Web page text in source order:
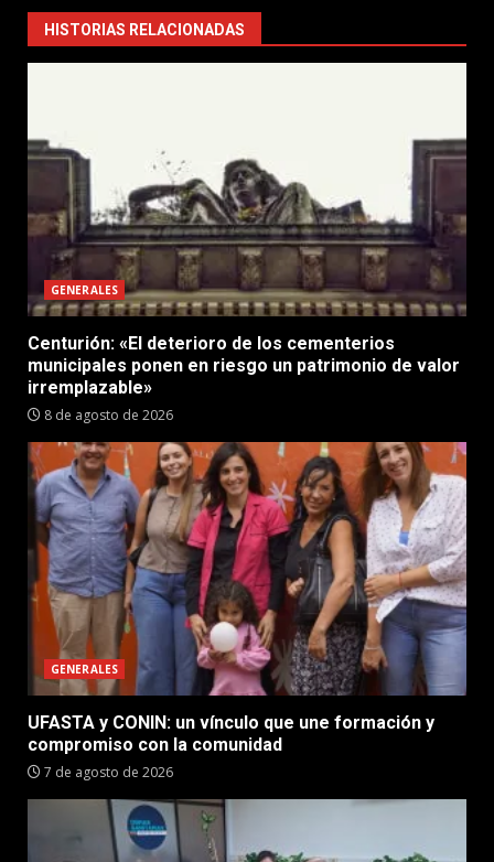
HISTORIAS RELACIONADAS
GENERALES
Centurión: «El deterioro de los cementerios
municipales ponen en riesgo un patrimonio de valor
irremplazable»
8 de agosto de 2026
GENERALES
UFASTA y CONIN: un vínculo que une formación y
compromiso con la comunidad
7 de agosto de 2026